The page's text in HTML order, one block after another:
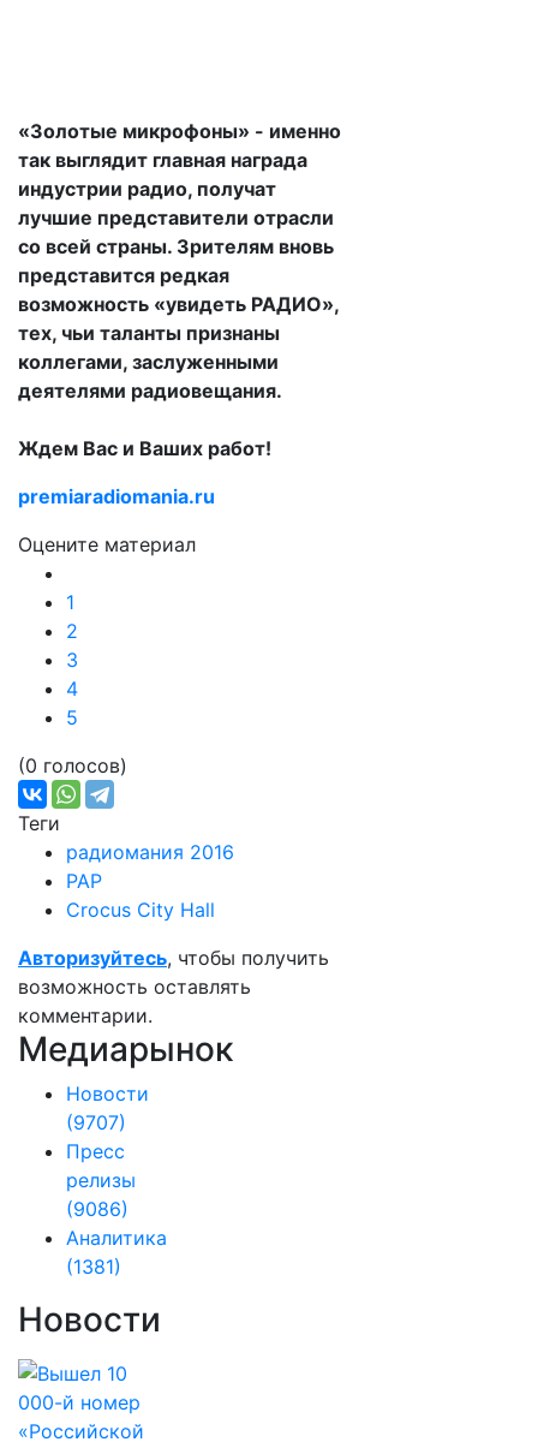
«Золотые микрофоны» - именно
так выглядит главная награда
индустрии радио, получат
лучшие представители отрасли
со всей страны. Зрителям вновь
представится редкая
возможность «увидеть РАДИО»,
тех, чьи таланты признаны
коллегами, заслуженными
деятелями радиовещания.
Ждем Вас и Ваших работ!
premiaradiomania.ru
Оцените материал
1
2
3
4
5
(0 голосов)
Теги
радиомания 2016
РАР
Crocus City Hall
Авторизуйтесь, чтобы получить
возможность оставлять
комментарии.
Медиарынок
Новости
(9707)
Пресс
релизы
(9086)
Аналитика
(1381)
Новости